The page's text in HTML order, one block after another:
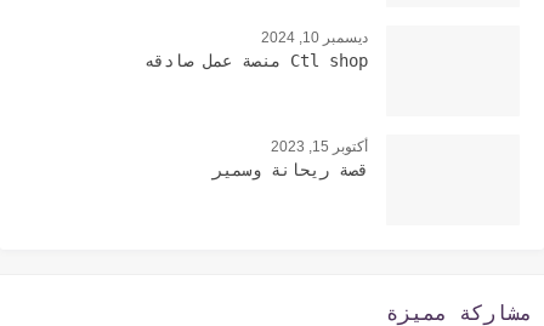
ديسمبر 10, 2024
Ctl shop منصة عمل صادقه
أكتوبر 15, 2023
قصة ريحانة وسمير
مشاركة مميزة